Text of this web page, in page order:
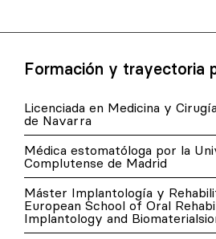
Formación y trayectoria
Licenciada en Medicina y
de Navarra
Médica estomatóloga por la
Complutense de Madrid
Máster Implantología y
European School of Oral
Implantology and